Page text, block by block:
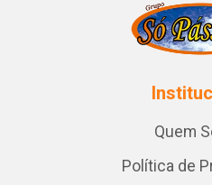
Quem
Política de